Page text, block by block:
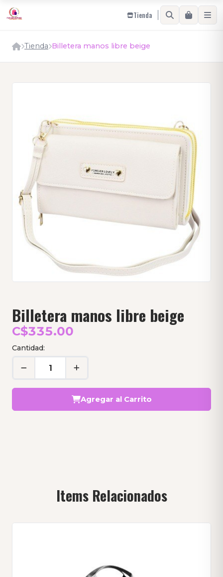
Tienda
Tienda Billetera manos libre beige
Billetera manos libre beige
C$335.00
Cantidad:
Agregar al Carrito
Items Relacionados